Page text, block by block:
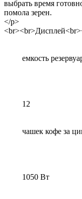
выбрать время
помола зерен.
</p>
емкость
12
чашек кофе за
1050 Вт